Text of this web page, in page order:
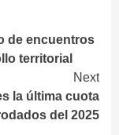
de encuentros
territorial
Next
la última cuota
del 2025